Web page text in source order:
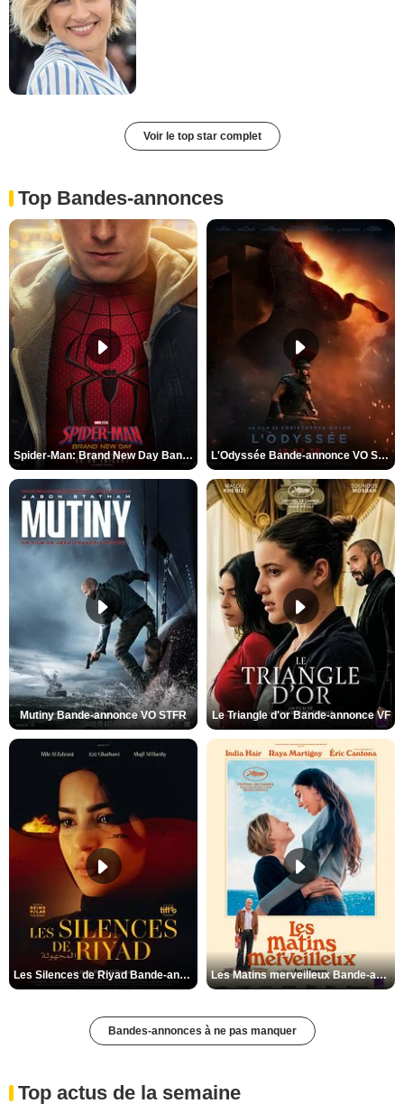
Voir le top star complet
Top Bandes-annonces
Spider-Man: Brand New Day Bande-annonce VO STFR L'Odyssée Bande-annonce VO STFR
Mutiny Bande-annonce VO STFR Le Triangle d'or Bande-annonce VF
Les Silences de Riyad Bande-annonce VO STFR Les Matins merveilleux Bande-annonce VF
Bandes-annonces à ne pas manquer
Top actus de la semaine